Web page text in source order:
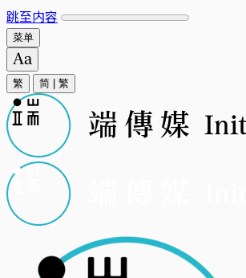
跳至内容
菜单
繁 简 繁